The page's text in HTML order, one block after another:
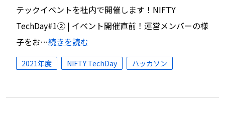
テックイベントを社内で開催します！NIFTY
TechDay#1② | イベント開催直前！運営メンバーの様
子をお…続きを読む
2021年度 NIFTY TechDay ハッカソン